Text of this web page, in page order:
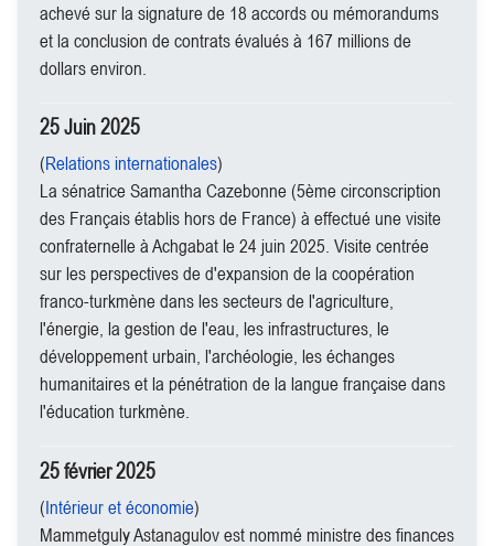
achevé sur la signature de 18 accords ou mémorandums
et la conclusion de contrats évalués à 167 millions de
dollars environ.
25 Juin 2025
(Relations internationales)
La sénatrice Samantha Cazebonne (5ème circonscription
des Français établis hors de France) à effectué une visite
confraternelle à Achgabat le 24 juin 2025. Visite centrée
sur les perspectives de d'expansion de la coopération
franco-turkmène dans les secteurs de l'agriculture,
l'énergie, la gestion de l'eau, les infrastructures, le
développement urbain, l'archéologie, les échanges
humanitaires et la pénétration de la langue française dans
l'éducation turkmène.
25 février 2025
(Intérieur et économie)
Mammetguly Astanagulov est nommé ministre des finances